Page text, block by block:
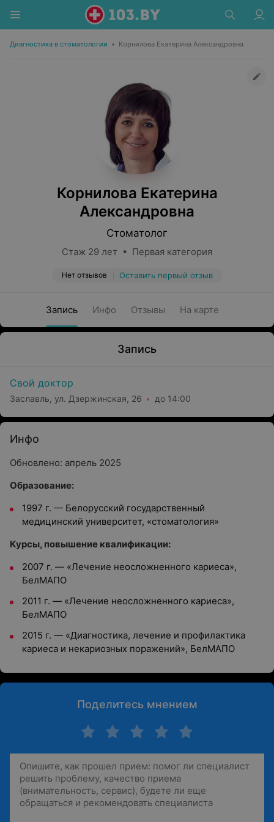
Диагностика в стоматологии • Корнилова Екатерина Александровна
Корнилова Екатерина
Александровна
Стоматолог
Стаж 29 лет • Первая категория
Нет отзывов Оставить первый отзыв
Запись Инфо Отзывы На карте
Запись
Свой доктор
Заславль, ул. Дзержинская, 26 до 14:00
Инфо
Обновлено: апрель 2025
Образование:
1997 г. — Белорусский государственный
медицинский университет, «стоматология»
Курсы, повышение квалификации:
2007 г. — «Лечение неосложненного кариеса»,
БелМАПО
2011 г. — «Лечение неосложненного кариеса»,
БелМАПО
2015 г. — «Диагностика, лечение и профилактика
кариеса и некариозных поражений», БелМАПО
Поделитесь мнением